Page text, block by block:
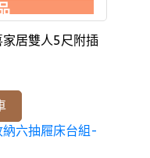
家居雙人5尺附插